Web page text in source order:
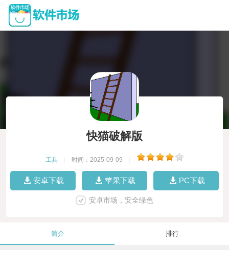
快猫破解版
工具 时间：2025-09-09
安卓下载 苹果下载 PC下载
安卓市场，安全绿色
简介 排行